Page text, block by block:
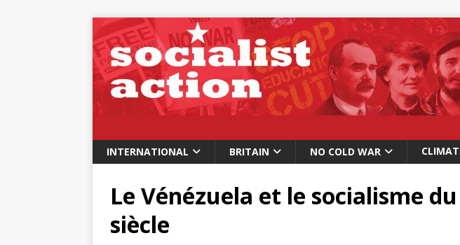
INTERNATIONAL BRITAIN NO COLD WAR
Le Vénézuela et le socialisme
siècle